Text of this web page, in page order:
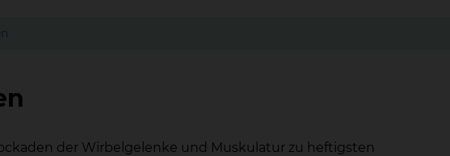
der Wirbelgelenke und Muskulatur zu heftigsten